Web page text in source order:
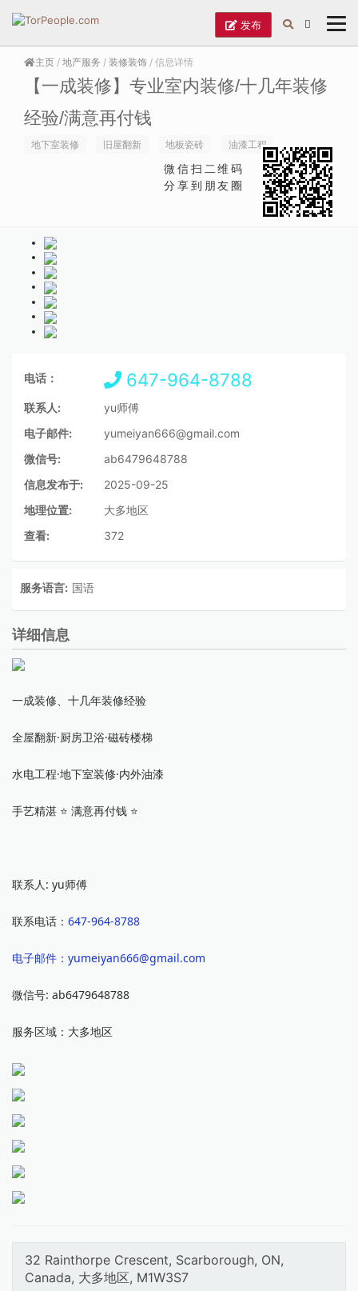
发布
主页 / 地产服务 / 装修装饰 / 信息详情
【一成装修】专业室内装修/十几年装修
经验/满意再付钱
地下室装修 旧屋翻新 地板瓷砖 油漆工程
微信扫二维码
分享到朋友圈
电话： 647-964-8788
联系人:
yu师傅
电子邮件:
yumeiyan666@gmail.com
微信号:
ab6479648788
信息发布于:
2025-09-25
地理位置:
大多地区
查看:
372
服务语言: 国语
详细信息
一成装修、十几年装修经验
全屋翻新·厨房卫浴·磁砖楼梯
水电工程·地下室装修·内外油漆
手艺精湛 ⭐️ 满意再付钱 ⭐️
联系人: yu师傅
联系电话： 647-964-8788
电子邮件：yumeiyan666@gmail.com
微信号: ab6479648788
服务区域：大多地区
32 Rainthorpe Crescent, Scarborough, ON,
Canada, 大多地区, M1W3S7